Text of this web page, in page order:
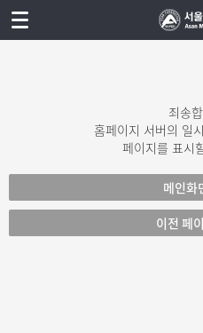
죄송
홈페이지 서버의 일
페이지를 표시
메인화
이전 페